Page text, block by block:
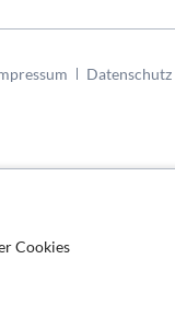
Cookies
Datenschutz